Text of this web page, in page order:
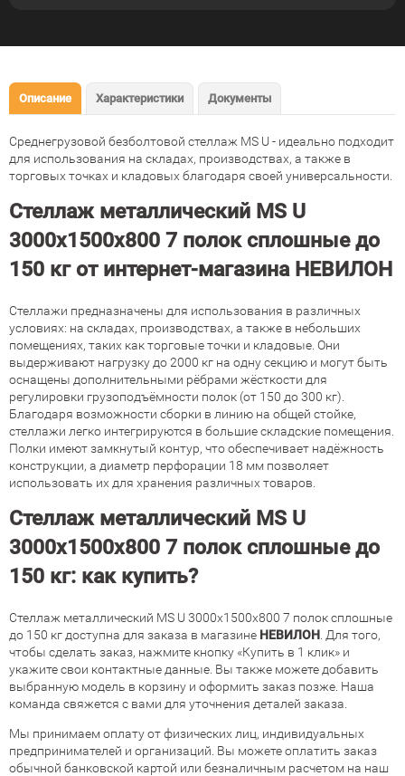
Описание Характеристики Документы
Среднегрузовой безболтовой стеллаж MS U - идеально подходит
для использования на складах, производствах, а также в
торговых точках и кладовых благодаря своей универсальности.
Стеллаж металлический MS U
3000х1500х800 7 полок сплошные до
150 кг от интернет-магазина НЕВИЛОН
Стеллажи предназначены для использования в различных
условиях: на складах, производствах, а также в небольших
помещениях, таких как торговые точки и кладовые. Они
выдерживают нагрузку до 2000 кг на одну секцию и могут быть
оснащены дополнительными рёбрами жёсткости для
регулировки грузоподъёмности полок (от 150 до 300 кг).
Благодаря возможности сборки в линию на общей стойке,
стеллажи легко интегрируются в большие складские помещения.
Полки имеют замкнутый контур, что обеспечивает надёжность
конструкции, а диаметр перфорации 18 мм позволяет
использовать их для хранения различных товаров.
Стеллаж металлический MS U
3000х1500х800 7 полок сплошные до
150 кг: как купить?
Стеллаж металлический MS U 3000х1500х800 7 полок сплошные
до 150 кг доступна для заказа в магазине НЕВИЛОН . Для того,
чтобы сделать заказ, нажмите кнопку «Купить в 1 клик» и
укажите свои контактные данные. Вы также можете добавить
выбранную модель в корзину и оформить заказ позже. Наша
команда свяжется с вами для уточнения деталей заказа.
Мы принимаем оплату от физических лиц, индивидуальных
предпринимателей и организаций. Вы можете оплатить заказ
обычной банковской картой или безналичным расчетом на наш